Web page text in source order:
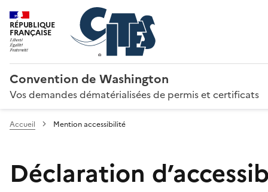
RÉPUBLIQUE
FRANÇAISE
Convention de Washington
Vos demandes dématérialisées de permis et certificats
Accueil Mention accessibilité
Déclaration